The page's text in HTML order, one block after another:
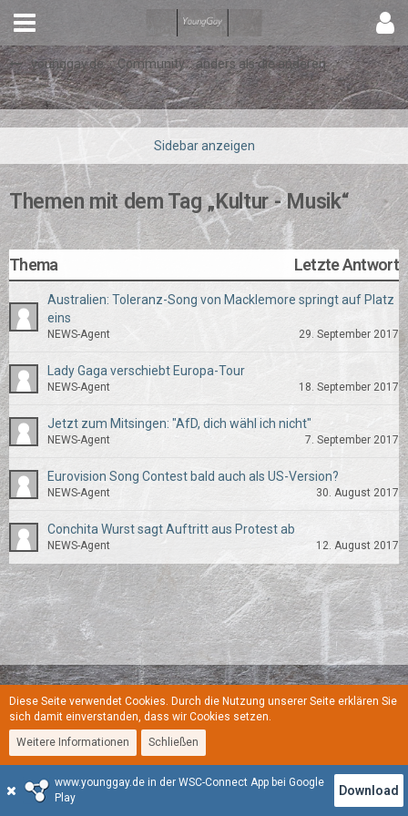
younggay.de ::: Community :: anders als die anderen
Themen mit dem Tag „Kultur - Musik“
Thema Letzte Antwort
Australien: Toleranz-Song von Macklemore springt auf Platz
eins
NEWS-Agent 29. September 2017
Lady Gaga verschiebt Europa-Tour
NEWS-Agent 18. September 2017
Jetzt zum Mitsingen: "AfD, dich wähl ich nicht"
NEWS-Agent 7. September 2017
Eurovision Song Contest bald auch als US-Version?
NEWS-Agent 30. August 2017
Conchita Wurst sagt Auftritt aus Protest ab
NEWS-Agent 12. August 2017
Regeln Datenschutzerklärung Kontakt
Stil:YoungGay
Community-Software:WoltLab Suite™
www.younggay.de in der WSC-Connect App bei Google
Play
Download
Diese Seite verwendet Cookies. Durch die Nutzung unserer Seite erklären Sie
sich damit einverstanden, dass wir Cookies setzen.
Weitere Informationen
Schließen